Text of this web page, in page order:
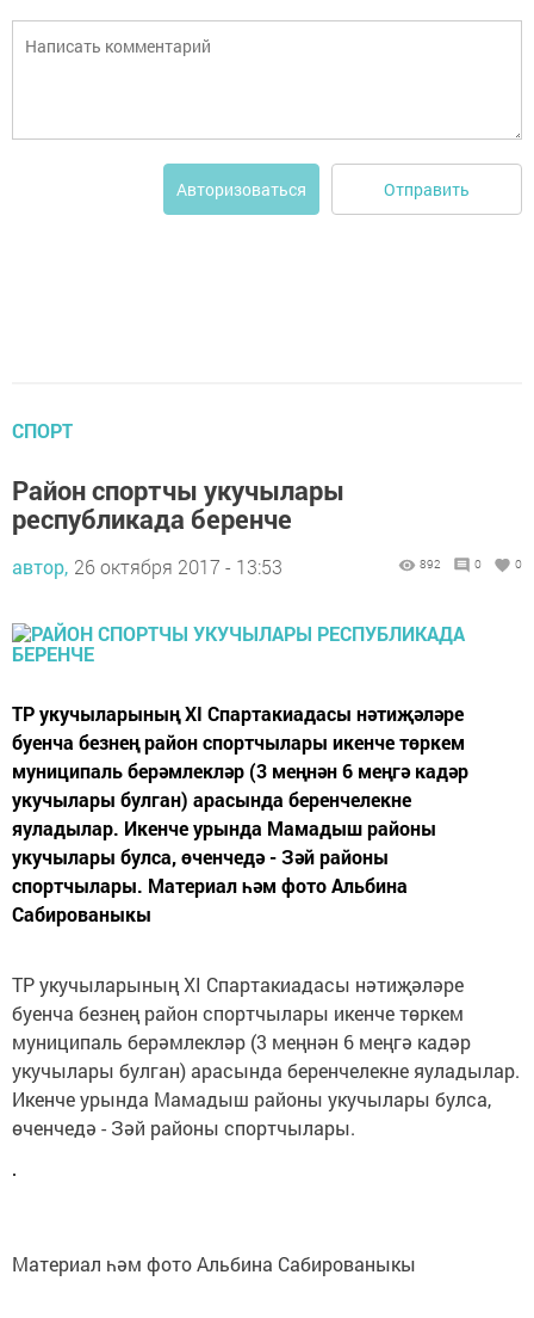
Авторизоваться Отправить
СПОРТ
Район спортчы укучылары
республикада беренче
автор, 26 октября 2017 - 13:53 892 0 0
ТР укучыларының XI Спартакиадасы нәтиҗәләре
буенча безнең район спортчылары икенче төркем
муниципаль берәмлекләр (3 меңнән 6 меңгә кадәр
укучылары булган) арасында беренчелекне
яуладылар. Икенче урында Мамадыш районы
укучылары булса, өченчедә - Зәй районы
спортчылары. Материал һәм фото Альбина
Сабированыкы
ТР укучыларының XI Спартакиадасы нәтиҗәләре
буенча безнең район спортчылары икенче төркем
муниципаль берәмлекләр (3 меңнән 6 меңгә кадәр
укучылары булган) арасында беренчелекне яуладылар.
Икенче урында Мамадыш районы укучылары булса,
өченчедә - Зәй районы спортчылары.
Материал һәм фото Альбина Сабированыкы